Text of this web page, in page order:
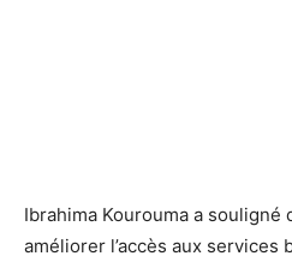
Ibrahima Kourouma a
améliorer l’accès aux services